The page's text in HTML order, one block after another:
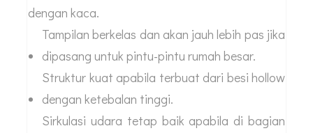
dengan kaca.
Tampilan berkelas dan akan jauh lebih pas jika
dipasang untuk pintu-pintu rumah besar.
Struktur kuat apabila terbuat dari besi hollow
dengan ketebalan tinggi.
Sirkulasi udara tetap baik apabila di bagian